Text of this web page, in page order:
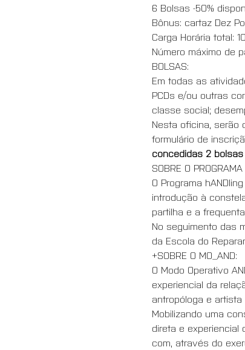
6 Bolsas -50%
Bônus: cartaz Dez
Carga Horária total:
Número máximo de
BOLSAS:
Em todas as
PCDs e/ou outras
classe social;
Nesta oficina, serão
formulário de
concedidas 2
SOBRE O
O Programa
introdução à
partilha e a
No seguimento das
da Escola do
+SOBRE O MO_AND:
O Modo Operativo
experiencial da
antropóloga e artista
Mobilizando uma
direta e experiencial
com, através do